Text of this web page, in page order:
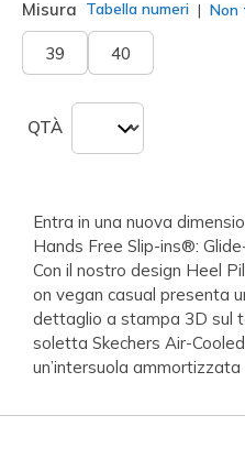
Misura Tabella numeri Non
39 40
QTÀ
Entra in una nuova
Hands Free Slip-ins®:
Con il nostro design Heel
on vegan casual presenta
dettaglio a stampa 3D sul
soletta Skechers Air-
un’intersuola